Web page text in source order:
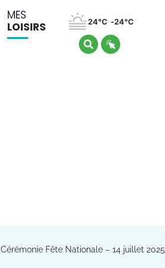
MES
LOISIRS
24°C 24°C
Cérémonie Fête Nationale – 14 juillet 2025